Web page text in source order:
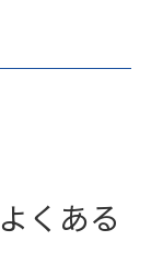
くある